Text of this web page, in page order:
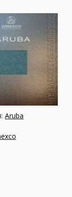
Aruba